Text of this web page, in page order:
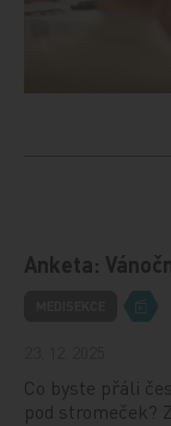
Anketa:
Co byste přáli
pod stromeček?